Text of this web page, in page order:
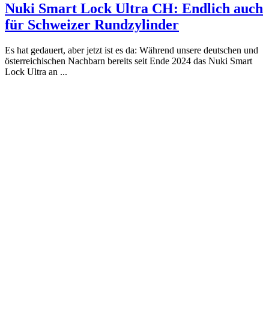
Nuki Smart Lock Ultra CH: Endlich auch
für Schweizer Rundzylinder
Es hat gedauert, aber jetzt ist es da: Während unsere deutschen und
österreichischen Nachbarn bereits seit Ende 2024 das Nuki Smart
Lock Ultra an ...